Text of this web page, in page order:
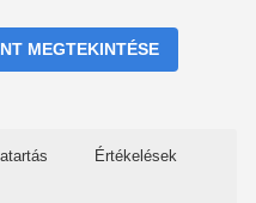
MEGTEKINTÉSE
Értékelések